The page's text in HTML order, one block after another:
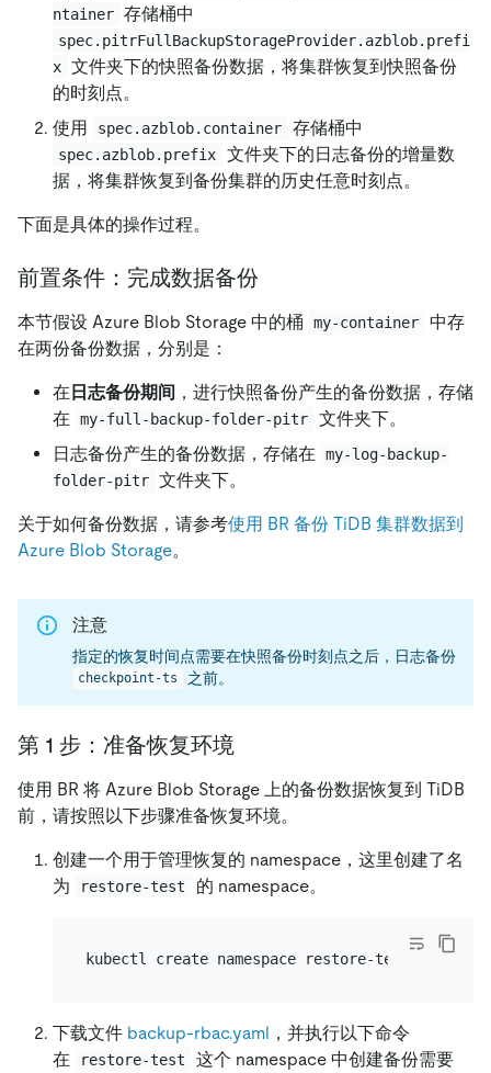
ntainer 存储桶中
spec.pitrFullBackupStorageProvider.azblob.prefi
x 文件夹下的快照备份数据，将集群恢复到快照备份
的时刻点。
使用
spec.azblob.container 存储桶中
spec.azblob.prefix
文件夹下的日志备份的增量数
据，将集群恢复到备份集群的历史任意时刻点。
下面是具体的操作过程。
前置条件：完成数据备份
本节假设 Azure Blob Storage 中的桶 my-container
中存
在两份备份数据，分别是：
在 日志备份期间 ，进行快照备份产生的备份数据，存储
在
my-full-backup-folder-pitr
文件夹下。
日志备份产生的备份数据，存储在
my-log-backup-
folder-pitr 文件夹下。
关于如何备份数据，请参考使用 BR 备份 TiDB 集群数据到
Azure Blob Storage。
注意
指定的恢复时间点需要在快照备份时刻点之后，日志备份
checkpoint-ts 之前。
第 1 步：准备恢复环境
使用 BR 将 Azure Blob Storage 上的备份数据恢复到 TiDB
前，请按照以下步骤准备恢复环境。
创建一个用于管理恢复的 namespace，这里创建了名
为
restore-test 的 namespace。
下载文件 backup-rbac.yaml ，并执行以下命令
在
restore-test 这个 namespace 中创建备份需要